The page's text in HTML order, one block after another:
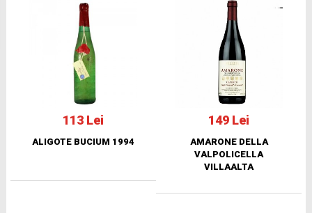
113 Lei
ALIGOTE BUCIUM 1994
149 Lei
AMARONE DELLA
VALPOLICELLA
VILLAALTA